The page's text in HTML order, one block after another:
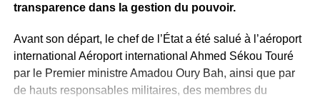
transparence dans la gestion du pouvoir.
Avant son départ, le chef de l’État a été salué à l’aéroport
international Aéroport international Ahmed Sékou Touré
par le Premier ministre Amadou Oury Bah, ainsi que par
de hauts responsables militaires, des membres du